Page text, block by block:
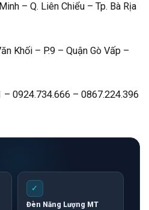
– Q. Liên Chiểu – Tp. Bà Rịa
Khối – P.9 – Quận Gò Vấp –
0924.734.666 – 0867.224.396
✓
Đèn Năng Lượng MT